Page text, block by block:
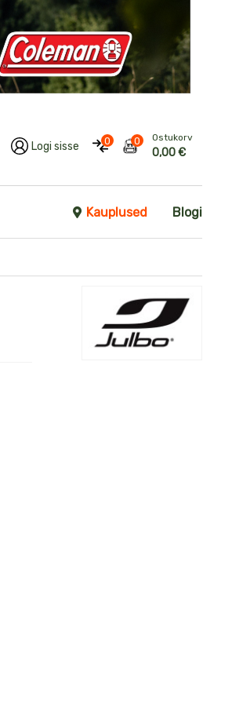
Logi sisse 0 0 Ostukorv
0,00 €
Kauplused Blogi